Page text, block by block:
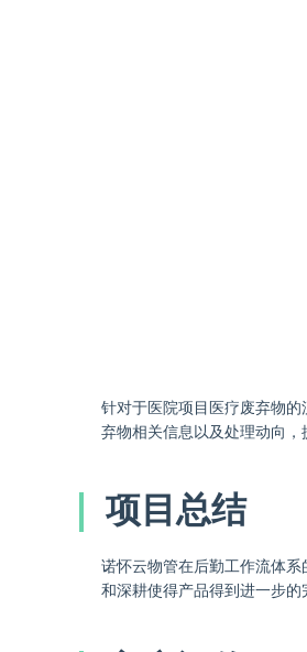
针对于医院项目医疗废弃物
弃物相关信息以及处理动向
项目总结
诺怀云物管在后勤工作流体
和深耕使得产品得到进一步